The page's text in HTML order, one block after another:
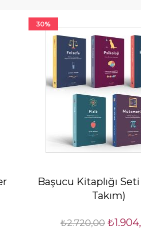
30%
Başucu Kitaplığı
Takım)
₺2.720,00